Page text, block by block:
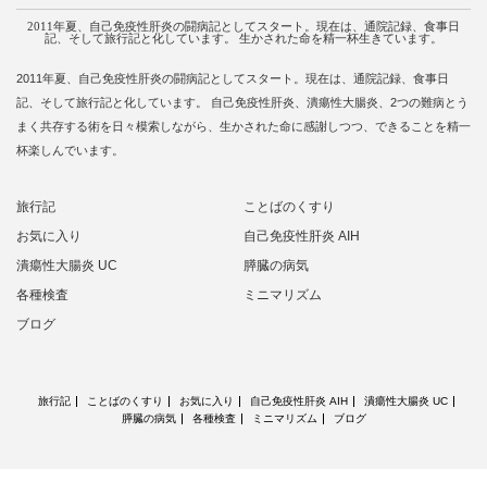
2011年夏、自己免疫性肝炎の闘病記としてスタート。現在は、通院記録、食事日
記、そして旅行記と化しています。 生かされた命を精一杯生きています。
2011年夏、自己免疫性肝炎の闘病記としてスタート。現在は、通院記録、食事日
記、そして旅行記と化しています。 自己免疫性肝炎、潰瘍性大腸炎、2つの難病とう
まく共存する術を日々模索しながら、生かされた命に感謝しつつ、できることを精一
杯楽しんでいます。
旅行記
ことばのくすり
お気に入り
自己免疫性肝炎 AIH
潰瘍性大腸炎 UC
膵臓の病気
各種検査
ミニマリズム
ブログ
旅行記 ことばのくすり お気に入り 自己免疫性肝炎 AIH
潰瘍性大腸炎 UC
膵臓の病気
各種検査 ミニマリズム ブログ